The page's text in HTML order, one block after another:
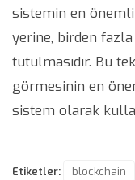
sistemin en
yerine, birden fazla
tutulmasıdır. Bu
görmesinin en
sistem olarak
Etiketler: blockchain